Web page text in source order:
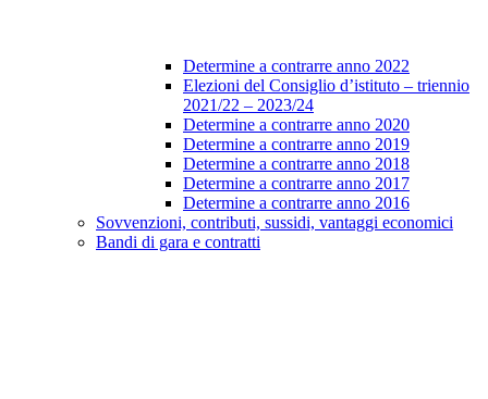
Determine a contrarre anno 2022
Elezioni del Consiglio d’istituto – triennio
2021/22 – 2023/24
Determine a contrarre anno 2020
Determine a contrarre anno 2019
Determine a contrarre anno 2018
Determine a contrarre anno 2017
Determine a contrarre anno 2016
Sovvenzioni, contributi, sussidi, vantaggi economici
Bandi di gara e contratti